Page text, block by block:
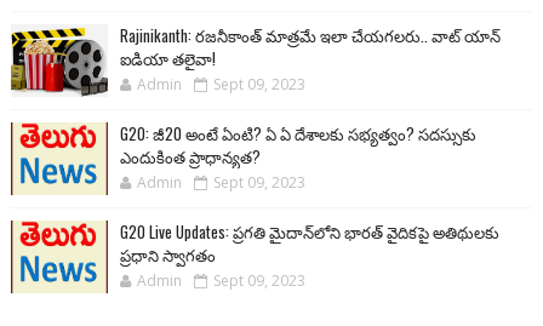
Rajinikanth: రజనీకాంత్ మాత్రమే ఇలా చేయగలరు.. వాట్ యాన్
ఐడియా తలైవా!
Admin Sept 09, 2023
G20: జీ20 అంటే ఏంటి? ఏ ఏ దేశాలకు సభ్యత్వం? సదస్సుకు
ఎందుకింత ప్రాధాన్యత?
Admin Sept 09, 2023
G20 Live Updates: ప్రగతి మైదాన్‌లోని భారత్ వైదికపై అతిథులకు
ప్రధాని స్వాగతం
Admin Sept 09, 2023